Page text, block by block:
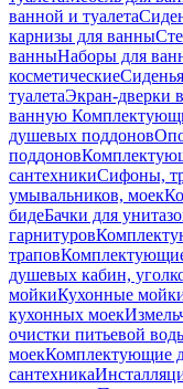
ванной и туалета
карнизы для ванны
ванныНаборы для
косметические
туалетаЭкран-дверки
ванную
душевых поддонов
поддонов
сантехникиСифоны,
умывальников, моек
бидеБачки для
гарнитуров
трапов
душевых кабин,
мойкиКухонные
кухонных моек
очистки питьевой
моекКомплектующие
сантехника